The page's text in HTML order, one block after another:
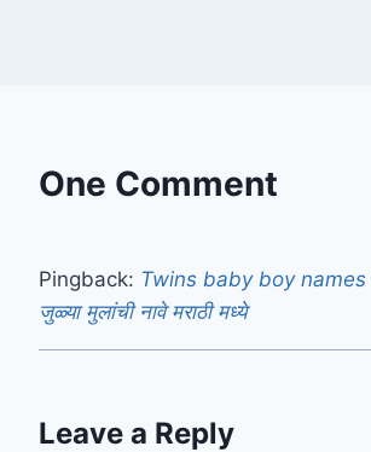
One Comment
Pingback: Twins baby boy
जुळ्या मुलांची नावे मराठी मध्ये
Leave a Reply